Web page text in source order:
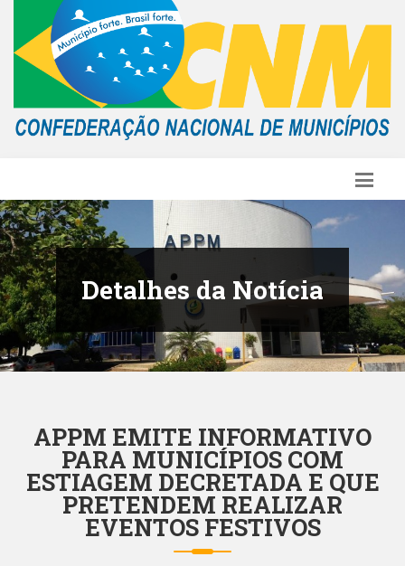
Detalhes da Notícia
APPM EMITE INFORMATIVO
PARA MUNICÍPIOS COM
ESTIAGEM DECRETADA E QUE
PRETENDEM REALIZAR
EVENTOS FESTIVOS